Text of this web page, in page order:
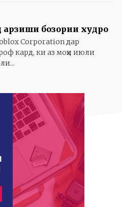
арзиши бозории худро
Corporation дар
кард, ки аз моҳи июли